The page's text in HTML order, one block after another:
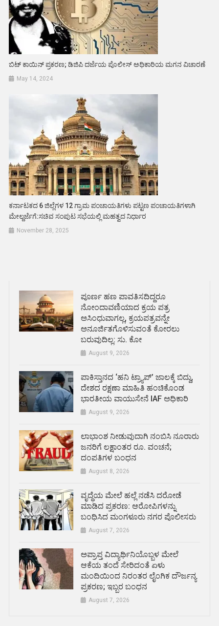
ಬಿಟ್ ಕಾಯಿನ್ ಪ್ರಕರಣ; ಡಿಜಿಪಿ ದರ್ಜೆಯ ಪೊಲೀಸ್ ಅಧಿಕಾರಿಯ ಮಗನ ವಿಚಾರಣೆ
May 14, 2024
ಕರ್ನಾಟಕದ 6 ಜಿಲ್ಲೆಗಳ 12 ಗ್ರಾಮ ಪಂಚಾಯತಿಗಳು ಪಟ್ಟಣ ಪಂಚಾಯತಿಗಳಾಗಿ
ಮೇಲ್ದರ್ಜೆಗೆ:ಸಚಿವ ಸಂಪುಟ ಸಭೆಯಲ್ಲಿ ಮಹತ್ವದ ನಿರ್ಧಾರ
November 28, 2025
ಪೂರ್ಣ ಹಣ ಪಾವತಿಸದಿದ್ದರೂ
ನೋಂದಾವಣಿಯಾದ ಕ್ರಯ ಪತ್ರ
ಅಸಿಂಧುವಾಗಲ್ಲ, ಕ್ರಯಪತ್ರವನ್ನೇ
ಅನೂರ್ಜಿತಗೊಳಿಸುವಂತೆ ಕೋರಲು
ಬರುವುದಿಲ್ಲ: ಸು. ಕೋ
August 9, 2026
ಪಾಕಿಸ್ತಾನದ ‘ಹನಿ ಟ್ರ್ಯಾಪ್’ ಜಾಲಕ್ಕೆ ಬಿದ್ದು,
ದೇಶದ ರಕ್ಷಣಾ ಮಾಹಿತಿ ಹಂಚಿಕೊಂಡ
ಭಾರತೀಯ ವಾಯುಸೇನೆ IAF ಅಧಿಕಾರಿ
August 9, 2026
ಲಾಭಾಂಶ ನೀಡುವುದಾಗಿ ನಂಬಿಸಿ ನೂರಾರು
ಜನರಿಗೆ ಲಕ್ಷಾಂತರ ರೂ. ವಂಚನೆ;
ದಂಪತಿಗಳ ಬಂಧನ
August 8, 2026
ವೃದ್ಧೆಯ ಮೇಲೆ ಹಲ್ಲೆ ನಡೆಸಿ ದರೋಡೆ
ಮಾಡಿದ ಪ್ರಕರಣ: ಆರೋಪಿಗಳನ್ನು
ಬಂಧಿಸಿದ ಮಂಗಳೂರು ನಗರ ಪೊಲೀಸರು
August 7, 2026
ಅಪ್ರಾಪ್ತ ವಿದ್ಯಾರ್ಥಿನಿಯೊಬ್ಬಳ ಮೇಲೆ
ಆಕೆಯ ತಂದೆ ಸೇರಿದಂತೆ ಏಳು
ಮಂದಿಯಿಂದ ನಿರಂತರ ಲೈಂಗಿಕ ದೌರ್ಜನ್ಯ
ಪ್ರಕರಣ; ಇಬ್ಬರ ಬಂಧನ
August 7, 2026